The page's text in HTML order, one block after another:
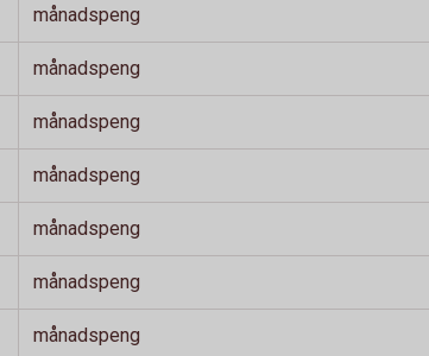
månadspeng
månadspeng
månadspeng
månadspeng
månadspeng
månadspeng
månadspeng